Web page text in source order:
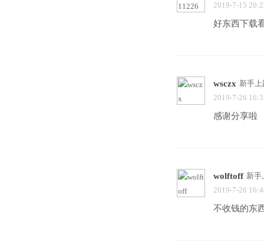
2019-7-15
好东西下载
wsczx 新手上
2019-7-26
感谢分享啦
wolftoff 新手
2019-7-26
不收钱的东